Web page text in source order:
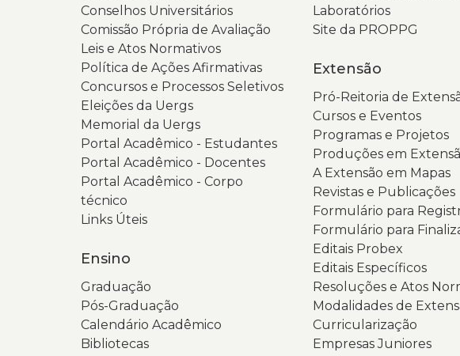
Conselhos Universitários
Comissão Própria de Avaliação
Leis e Atos Normativos
Política de Ações Afirmativas
Concursos e Processos Seletivos
Eleições da Uergs
Memorial da Uergs
Portal Acadêmico - Estudantes
Portal Acadêmico - Docentes
Portal Acadêmico - Corpo
técnico
Links Úteis
Ensino
Graduação
Pós-Graduação
Calendário Acadêmico
Bibliotecas
Laboratórios
Site da PROPPG
Extensão
Pró-Reitoria de
Cursos e Eventos
Programas e Projetos
Produções em
A Extensão em Mapas
Revistas e Publicações
Formulário para
Formulário para
Editais Probex
Editais Específicos
Resoluções e Atos
Modalidades de
Curricularização
Empresas Juniores